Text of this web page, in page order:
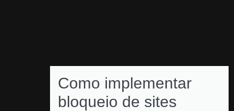
Como implementar
bloqueio de sites